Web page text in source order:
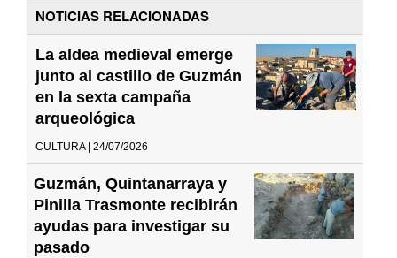
NOTICIAS RELACIONADAS
La aldea medieval emerge
junto al castillo de Guzmán
en la sexta campaña
arqueológica
CULTURA | 24/07/2026
Guzmán, Quintanarraya y
Pinilla Trasmonte recibirán
ayudas para investigar su
pasado